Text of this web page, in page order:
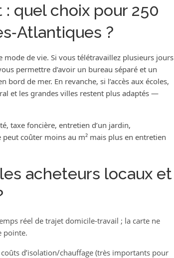
quel choix pour 250
?
de vie. Si vous télétravaillez plusieurs jours
permettre d’avoir un bureau séparé et un
de mer. En revanche, si l’accès aux écoles,
et les grandes villes restent plus adaptés —
taxe foncière, entretien d’un jardin,
coûter moins au m² mais plus en entretien
acheteurs locaux et
réel de trajet domicile-travail ; la carte ne
pointe.
d’isolation/chauffage (très importants pour